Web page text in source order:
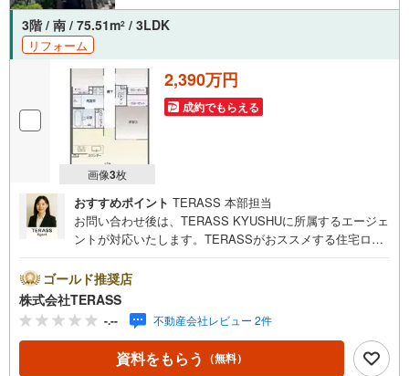
3階 / 南 / 75.51m2 / 3LDK
リフォーム
画像3枚
2,390万円
成約でもらえる
おすすめポイント TERASS 本部担当
お問い合わせ後は、TERASS KYUSHUに所属するエージェ
ントが対応いたします。TERASSがおススメする住宅ロー
合）・がん100％保障団信が【金利上乗せなし】で加入可
能！・頭金0円でも可能！・諸費用も、物件価格の10％まで
は融資可能！※2026年8月現在■徒歩8分圏内に買い物施設や
小児科あり。生活のしやすい住環境■ご家族とコミュニケー
ションが取りやすい対面式キッチン（浄水器付き水栓）■オ
ートロック・TVモニター付インターホンあり【リフォーム
ゴールド推奨店
株式会社TERASS
-.-- 不動産会社レビュー 2件
資料をもらう （無料）